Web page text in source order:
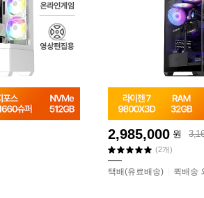
2,985,000 원
(2개)
택배(유료배송) 퀵배송